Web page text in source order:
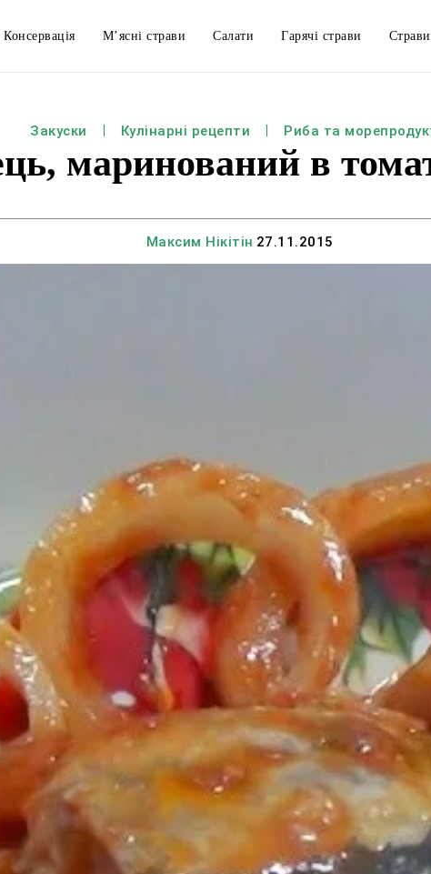
Консервація М’ясні страви Салати Гарячі страви
Закуски Кулінарні рецепти Риба та
маринований в
Максим Нікітін 27.11.2015